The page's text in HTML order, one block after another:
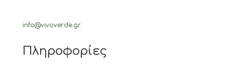
info@vivoverde.gr
Πληροφορίες